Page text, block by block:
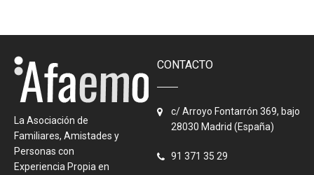
La Asociación de
Familiares, Amistades y
Personas con
Experiencia Propia en
CONTACTO
c/ Arroyo Fontarrón 369, bajo
28030 Madrid (España)
91 371 35 29